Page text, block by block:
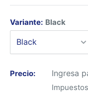
Variante: Black
Precio: Ingresa